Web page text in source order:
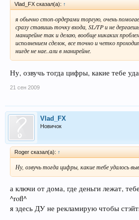
Vlad_FX сказал(а): ↑
я обычно стоп-ордерами торгую, очень
сразу ставишь точку входа, SL/TP и не
манирейне так и делаю, вообще никаких
исполнением сделок, все точно и четко
нигде не нае..али в манирейне.
Ну, озвучь тогда цифры, какие тебе
21 сен 2009
Vlad_FX
Новичок
Roger сказал(а): ↑
Ну, озвучь тогда цифры, какие тебе удалось
а ключи от дома, где деньги лежат,
^rofl^
я здесь ДУ не рекламирую чтобы